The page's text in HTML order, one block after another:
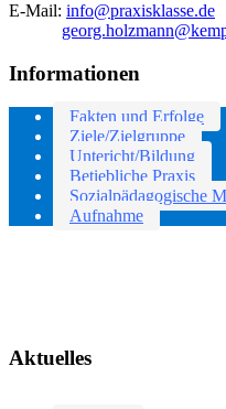
E-Mail: info@praxisklasse.de
Informationen
Fakten und Erfolge
Ziele/Zielgruppe
Untericht/Bildung
Betiebliche Praxis
Sozialpädagogische
Aufnahme
Aktuelles